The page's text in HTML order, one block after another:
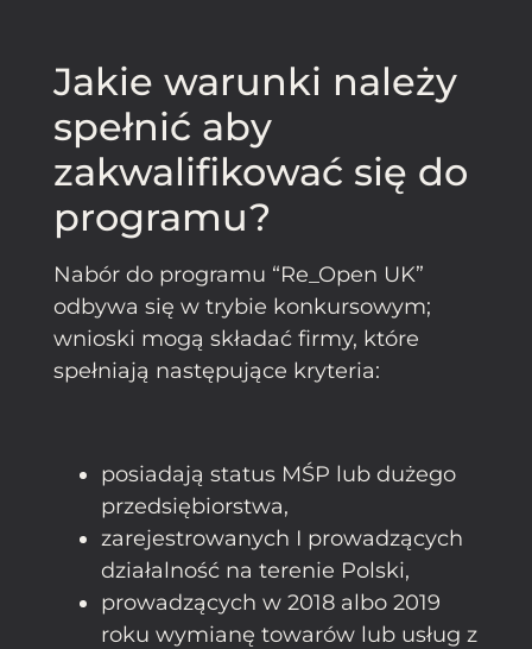
Jakie warunki należy
spełnić aby
zakwalifikować się do
programu?
Nabór do programu “Re_Open UK”
odbywa się w trybie konkursowym;
wnioski mogą składać firmy, które
spełniają następujące kryteria:
posiadają status MŚP lub dużego
przedsiębiorstwa,
zarejestrowanych I prowadzących
działalność na terenie Polski,
prowadzących w 2018 albo 2019
roku wymianę towarów lub usług z